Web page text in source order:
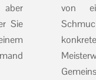
aber
Sie
von